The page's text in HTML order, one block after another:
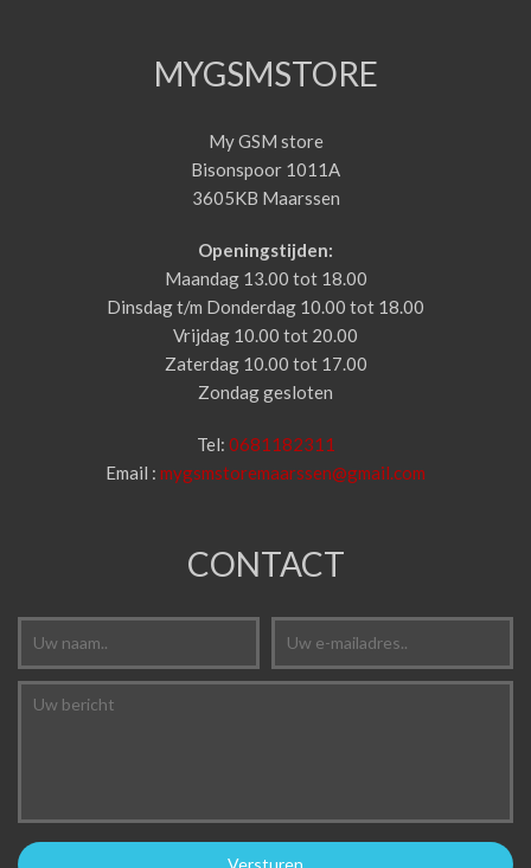
MYGSMSTORE
My GSM store
Bisonspoor 1011A
3605KB Maarssen
Openingstijden:
Maandag 13.00 tot 18.00
Dinsdag t/m Donderdag 10.00 tot 18.00
Vrijdag 10.00 tot 20.00
Zaterdag 10.00 tot 17.00
Zondag gesloten
Tel: 0681182311
Email : mygsmstoremaarssen@gmail.com
CONTACT